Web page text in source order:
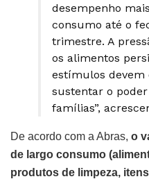
desempenho
consumo até o
trimestre. A
os alimentos
estímulos
sustentar o
famílias”,
De acordo com a Abras, o
de largo consumo
produtos de limpeza,